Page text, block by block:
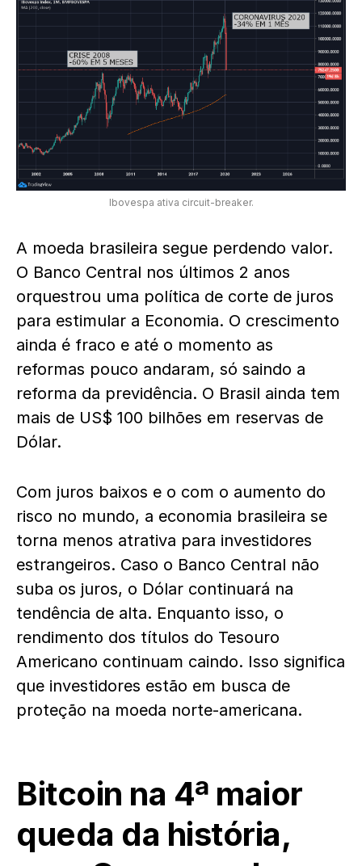
Ibovespa ativa circuit-breaker.
A moeda brasileira segue perdendo valor.
O Banco Central nos últimos 2 anos
orquestrou uma política de corte de juros
para estimular a Economia. O crescimento
ainda é fraco e até o momento as
reformas pouco andaram, só saindo a
reforma da previdência. O Brasil ainda tem
mais de US$ 100 bilhões em reservas de
Dólar.
Com juros baixos e o com o aumento do
risco no mundo, a economia brasileira se
torna menos atrativa para investidores
estrangeiros. Caso o Banco Central não
suba os juros, o Dólar continuará na
tendência de alta. Enquanto isso, o
rendimento dos títulos do Tesouro
Americano continuam caindo. Isso significa
que investidores estão em busca de
proteção na moeda norte-americana.
Bitcoin na 4ª maior
queda da história,